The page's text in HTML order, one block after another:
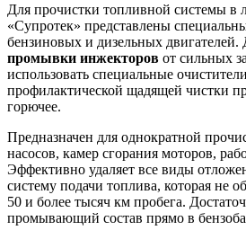
Для прочистки топливной системы в
«Супротек» представлены
бензиновых и дизельных двигателей.
промывки инжекторов от сильных
использовать специальные
профилактической щадящей чистки
горючее.
Предназначен для однократной
насосов, камер сгорания моторов,
Эффективно удаляет все виды
систему подачи топлива, которая не
50 и более тысяч км пробега.
промывающий состав прямо в